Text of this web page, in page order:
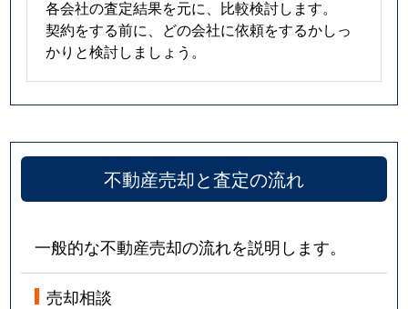
各会社の査定結果を元に、比較検討します。
契約をする前に、どの会社に依頼をするかしっ
かりと検討しましょう。
不動産売却と査定の流れ
一般的な不動産売却の流れを説明します。
売却相談